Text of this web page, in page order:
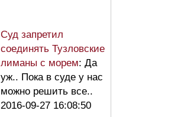
Суд запретил
соединять Тузловские
лиманы с морем: Да
уж.. Пока в суде у нас
можно решить все..
2016-09-27 16:08:50